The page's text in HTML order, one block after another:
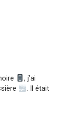
, j’ai
. Il était